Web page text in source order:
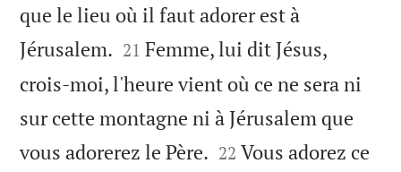
que le lieu où il faut adorer est à
Jérusalem. 

21 Femme, lui dit Jésus,
crois-moi, l'heure vient où ce ne sera ni
sur cette montagne ni à Jérusalem que
vous adorerez le Père. 

22 Vous adorez ce